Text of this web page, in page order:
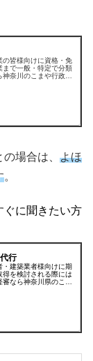
皆様向けに資格・免
まで一般・特定で分類
奈川のこまや行政書
場合は、 よほ
。
ぐに聞きたい方
行
・建築業者様向けに期
得を検討される際には
なら神奈川県のこま